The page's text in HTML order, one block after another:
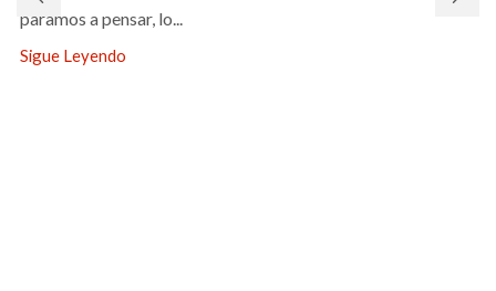
paramos a pensar, lo...
Sigue Leyendo